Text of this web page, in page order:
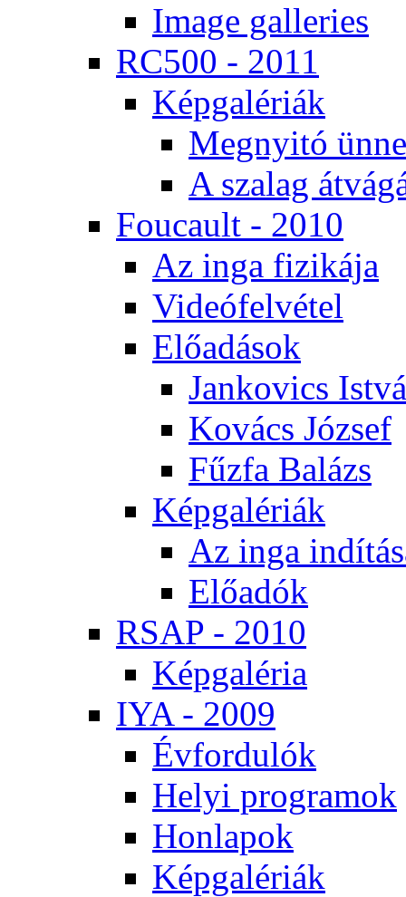
Image gal­le­ri­es
RC500 - 2011
Kép­ga­lé­ri­ák
Meg­nyi­tó
A sza­lag
Fo­u­ca­ult - 2010
Az in­ga fi­zi­ká­ja
Vi­de­ó­fel­vé­tel
Elő­adá­sok
Jan­ko­vics
Ko­vács Jó­zsef
Fűz­fa Ba­lázs
Kép­ga­lé­ri­ák
Az in­ga
Elő­adók
RSAP - 2010
Kép­ga­lé­ria
IYA - 2009
Év­for­du­lók
He­lyi prog­ra­mok
Hon­la­pok
Kép­ga­lé­ri­ák